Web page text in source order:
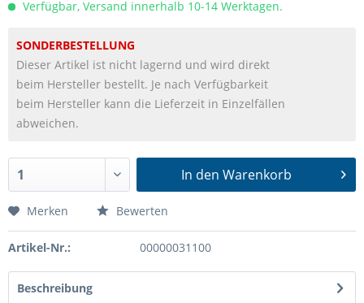
Verfügbar, Versand innerhalb 10-14 Werktagen.
SONDERBESTELLUNG
Dieser Artikel ist nicht lagernd und wird direkt
beim Hersteller bestellt. Je nach Verfügbarkeit
beim Hersteller kann die Lieferzeit in Einzelfällen
abweichen.
In den Warenkorb
Merken Bewerten
Artikel-Nr.: 00000031100
Beschreibung